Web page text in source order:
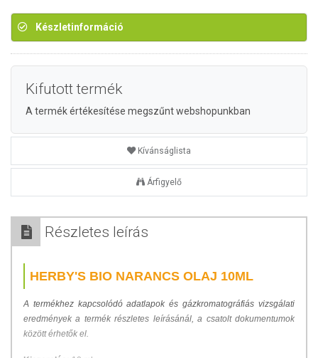
Készletinformáció
Kifutott termék
A termék értékesítése megszűnt webshopunkban
Kívánságlista
Árfigyelő
Részletes leírás
HERBY'S BIO NARANCS OLAJ 10ML
A termékhez kapcsolódó adatlapok és gázkromatográfiás vizsgálati
eredmények a termék részletes leírásánál, a csatolt dokumentumok
között érhetők el.